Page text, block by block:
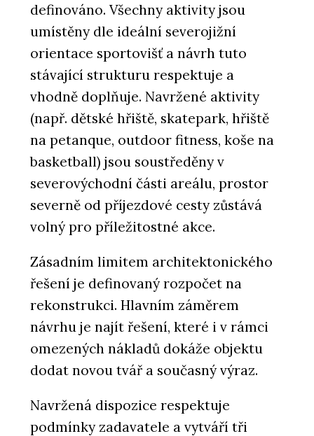
definováno. Všechny aktivity jsou
umístěny dle ideální severojižní
orientace sportovišť a návrh tuto
stávající strukturu respektuje a
vhodně doplňuje. Navržené aktivity
(např. dětské hřiště, skatepark, hřiště
na petanque, outdoor fitness, koše na
basketball) jsou soustředěny v
severovýchodní části areálu, prostor
severně od příjezdové cesty zůstává
volný pro příležitostné akce.
Zásadním limitem architektonického
řešení je definovaný rozpočet na
rekonstrukci. Hlavním záměrem
návrhu je najít řešení, které i v rámci
omezených nákladů dokáže objektu
dodat novou tvář a současný výraz.
Navržená dispozice respektuje
podmínky zadavatele a vytváří tři